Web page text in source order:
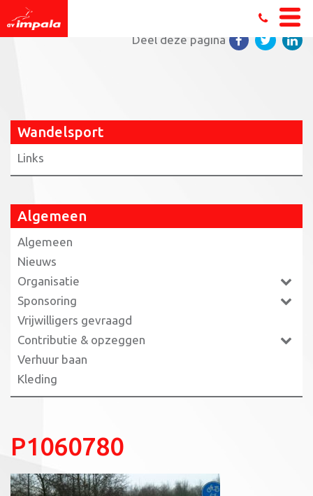
Home»Wandelsport
Deel deze pagina
Wandelsport
Links
Algemeen
Algemeen
Nieuws
Organisatie
Sponsoring
Vrijwilligers gevraagd
Contributie & opzeggen
Verhuur baan
Kleding
P1060780